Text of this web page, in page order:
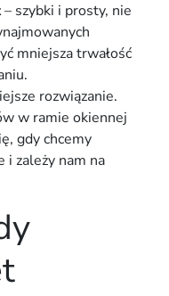
– szybki i prosty, nie
mniejsza trwałość
rozwiązanie.
w ramie okiennej
gdy chcemy
i zależy nam na